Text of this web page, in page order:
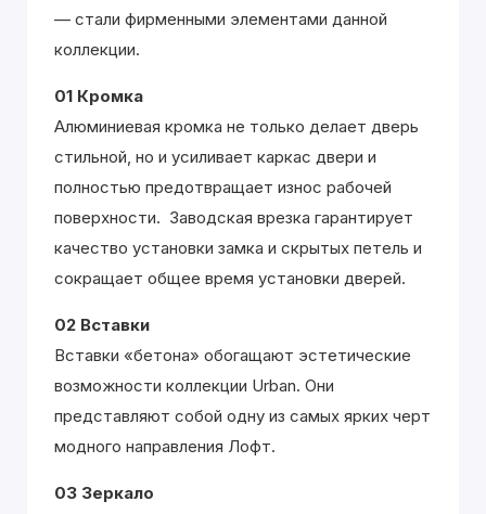
— стали фирменными элементами данной
коллекции.
01 Кромка
Алюминиевая кромка не только делает дверь
стильной, но и усиливает каркас двери и
полностью предотвращает износ рабочей
поверхности. Заводская врезка гарантирует
качество установки замка и скрытых петель и
сокращает общее время установки дверей.
02 Вставки
Вставки «бетона» обогащают эстетические
возможности коллекции Urban. Они
представляют собой одну из самых ярких черт
модного направления Лофт.
03 Зеркало